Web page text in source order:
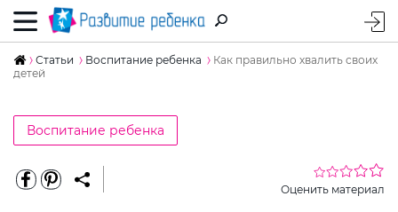
Статьи Воспитание ребенка
Как правильно хвалить своих
детей
Воспитание ребенка
Оценить материал